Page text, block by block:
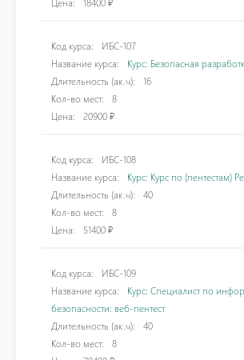
Цена:
18400 ₽
Код курса:
ИБС-107
Название курса:
Курс: Безопасная
Длительность (ак.ч):
16
Кол-во мест:
8
Цена:
20900 ₽
Код курса:
ИБС-108
Название курса:
Курс: Курс по (пентестам)
Длительность (ак.ч):
40
Кол-во мест:
8
Цена:
51400 ₽
Код курса:
ИБС-109
Название курса:
Курс: Специалист по
безопасности: веб-пентест
Длительность (ак.ч):
40
Кол-во мест:
8